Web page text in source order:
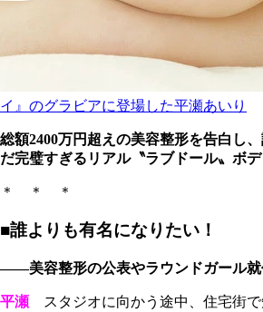
イ』のグラビアに登場した平瀬あいり
総額2400万円超えの美容整形を告白し
だ完璧すぎるリアル〝ラブドール〟ボ
＊ ＊ ＊
■誰よりも有名になりたい！
――美容整形の公表やラウンドガール就
平瀬 スタジオに向かう途中、住宅街で